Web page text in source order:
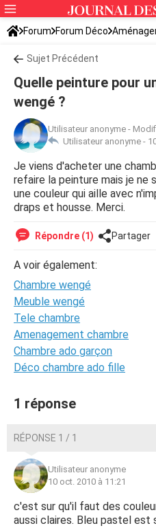
Forum Forum Déco
Idées déco, aménagement
Sujet Précédent
Quelle peinture pour
wengé ?
Utilisateur anonyme -
Utilisateur anonyme -
Je viens d'acheter une
refaire la peinture mais je ne
une couleur qui aille avec
draps et housse. Merci.
Répondre (1) Partager
A voir également:
Chambre wengé
Meuble wengé
Tele chambre
Amenagement chambre
Chambre ado garçon
Déco chambre ado fille
1 réponse
RÉPONSE 1 / 1
Utilisateur anonyme
10 oct. 2010 à 11:21
c'est sur qu'il faut des
aussi claires. Bleu pastel est